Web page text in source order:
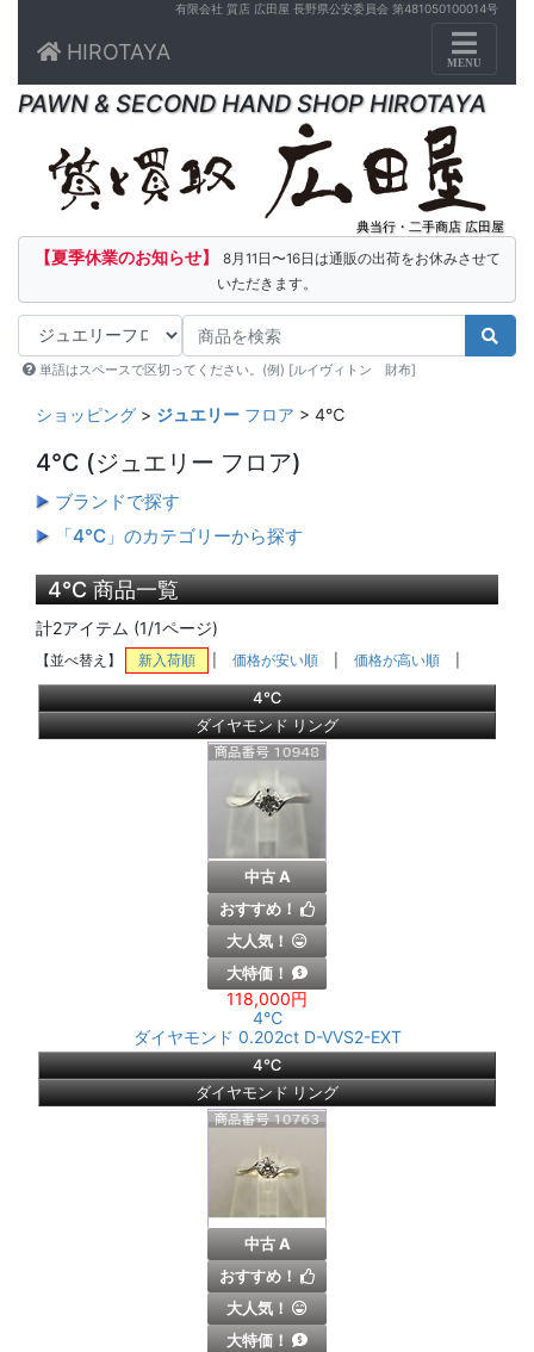
有限会社 質店 広田屋 長野県公安委員会 第481050100014号
HIROTAYA
Toggle
MENU
PAWN & SECOND HAND SHOP HIROTAYA
典当行・二手商店 広田屋
【夏季休業のお知らせ】
8月11日〜16日は通販の出荷をお休みさせて
いただきます。
単語はスペースで区切ってください。(例) [ルイヴィトン 財布]
ショッピング > ジュエリー フロア > 4℃
4℃ (ジュエリー フロア)
ブランドで探す
「4℃」のカテゴリーから探す
4℃ 商品一覧
計2アイテム (1/1ページ)
【並べ替え】 新入荷順 価格が安い順 価格が高い順
4℃
ダイヤモンド リング
中古 A
おすすめ！
大人気！
大特価！
118,000円
4℃
ダイヤモンド 0.202ct D-VVS2-EXT
4℃
ダイヤモンド リング
中古 A
おすすめ！
大人気！
大特価！